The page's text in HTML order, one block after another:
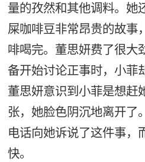
量的孜然和其他调料。她
屎咖啡豆非常昂贵的故事
啡喝完。董思妍费了很大
备开始讨论正事时，小菲
董思妍意识到小菲是想赶
张，她脸色阴沉地离开了
电话向她诉说了这件事，
快。